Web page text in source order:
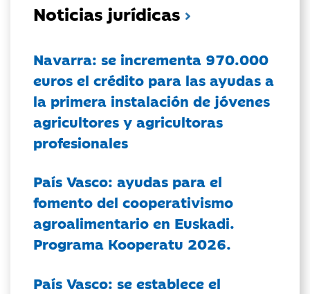
Noticias jurídicas
Navarra: se incrementa 970.000
euros el crédito para las ayudas a
la primera instalación de jóvenes
agricultores y agricultoras
profesionales
País Vasco: ayudas para el
fomento del cooperativismo
agroalimentario en Euskadi.
Programa Kooperatu 2026.
País Vasco: se establece el